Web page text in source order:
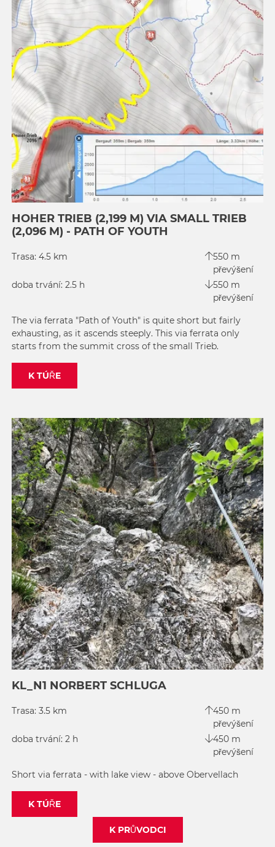
HOHER TRIEB (2,199 M) VIA SMALL TRIEB
(2,096 M) - PATH OF YOUTH
Trasa: 4.5 km
550 m
převýšení
doba trvání: 2.5 h
550 m
převýšení
The via ferrata "Path of Youth" is quite short but fairly
exhausting, as it ascends steeply. This via ferrata only
starts from the summit cross of the small Trieb.
K TÚŘE
KL_N1 NORBERT SCHLUGA
Trasa: 3.5 km
450 m
převýšení
doba trvání: 2 h
450 m
převýšení
Short via ferrata - with lake view - above Obervellach
K TÚŘE
K PRŮVODCI